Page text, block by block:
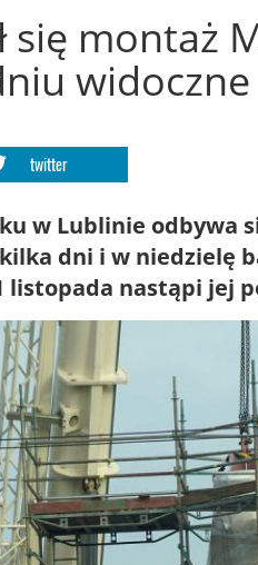
się montaż
twitter
w Lublinie odbywa
dni i w niedzielę
listopada nastąpi jej